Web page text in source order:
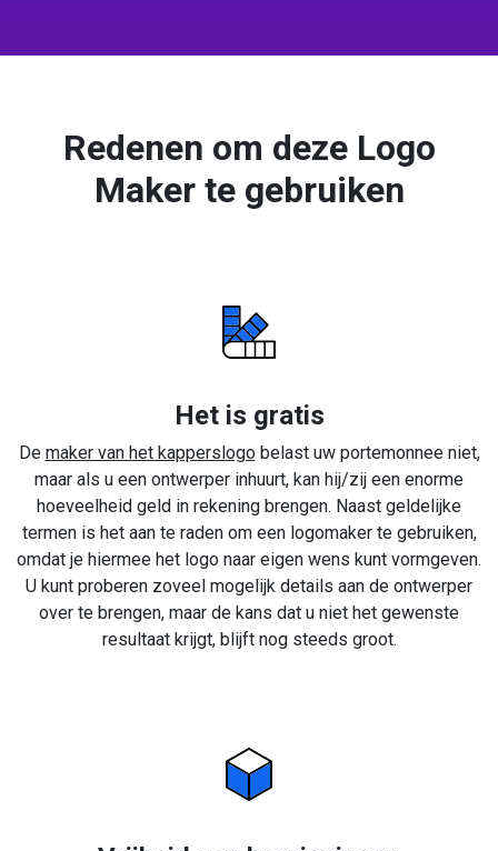
Redenen om deze Logo
Maker te gebruiken
Het is gratis
De maker van het kapperslogobelast uw portemonnee niet,
maar als u een ontwerper inhuurt, kan hij/zij een enorme
hoeveelheid geld in rekening brengen. Naast geldelijke
termen is het aan te raden om een logomaker te gebruiken,
omdat je hiermee het logo naar eigen wens kunt vormgeven.
U kunt proberen zoveel mogelijk details aan de ontwerper
over te brengen, maar de kans dat u niet het gewenste
resultaat krijgt, blijft nog steeds groot.